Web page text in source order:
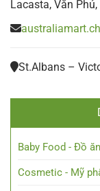
Lacasta, Văn
St.Albans –
Baby Food - Đồ
Cosmetic - Mỹ